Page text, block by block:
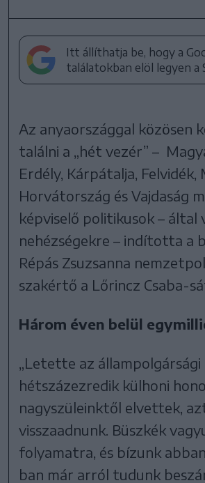
Itt állíthatja be, hogy a
találatokban elöl legyen a
Az anyaországgal közösen
találni a „hét vezér” –
Erdély, Kárpátalja, Felvidék,
Horvátország és Vajdaság
képviselő politikusok – által
nehézségekre – indította a
Répás Zsuzsanna
szakértő a Lőrincz Csaba-
Három éven belül
„Letette az állampolgársági
hétszázezredik külhoni
nagyszüleinktől elvettek,
visszaadnunk. Büszkék
folyamatra, és bízunk
ban már arról tudunk